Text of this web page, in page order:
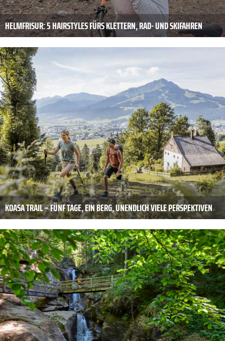
HELMFRISUR: 5 HAIRSTYLES FÜRS KLETTERN, RAD- UND SKIFAHREN
KOASA TRAIL – FÜNF TAGE, EIN BERG, UNENDLICH VIELE PERSPEKTIVEN